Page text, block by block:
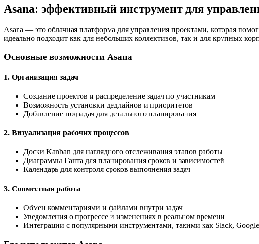
Asana: эффективный инструмент для
Asana — это облачная платформа для управления проектами, которая
идеально подходит как для небольших коллективов, так и для крупных
Основные возможности Asana
1. Организация задач
Создание проектов и распределение задач по участникам
Возможность установки дедлайнов и приоритетов
Добавление подзадач для детального планирования
2. Визуализация рабочих процессов
Доски Kanban для наглядного отслеживания этапов работы
Диаграммы Ганта для планирования сроков и зависимостей
Календарь для контроля сроков выполнения задач
3. Совместная работа
Обмен комментариями и файлами внутри задач
Уведомления о прогрессе и изменениях в реальном времени
Интеграции с популярными инструментами, такими как Slack,